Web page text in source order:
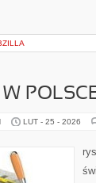
LUT - 25 - 2026